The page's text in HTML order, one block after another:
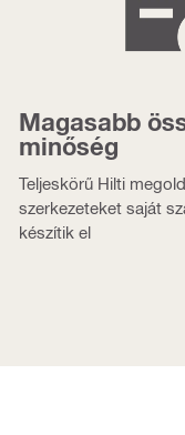
Magasabb
minőség
Teljeskörű Hilti
szerkezeteket saját
készítik el